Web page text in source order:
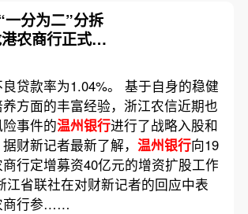
分为二”分拆
农商行正式成
贷款率为1.04%。 基于自身的稳健
方面的丰富经验，浙江农信近期也
事件的温州银行进行了战略入股和
财新记者最新了解， 温州银行向19
行定增募资40亿元的增资扩股工作
江省联社在对财新记者的回应中表
商行参……